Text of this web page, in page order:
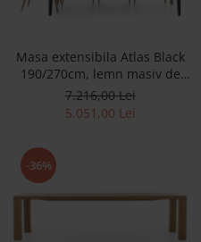
Masa extensibila Atlas Black
190/270cm, lemn masiv de
stejar si panel furniruit, finisaj
Castle Oak si Nero, stil
7.216,00 Lei
5.051,00 Lei
-36%